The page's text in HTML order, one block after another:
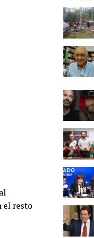
el resto